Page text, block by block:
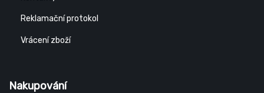
Reklamační protokol
Vrácení zboží
Nakupování